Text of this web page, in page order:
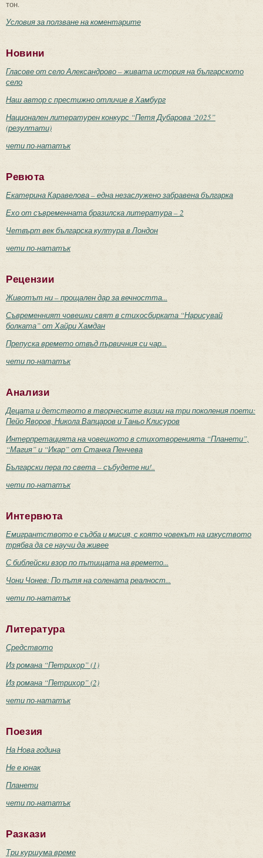
тон.
Условия за ползване на коментарите
Новини
Гласове от село Александрово – живата история на българското
село
Наш автор с престижно отличие в Хамбург
Национален литературен конкурс “Петя Дубарова ‘2025”
(резултати)
чети по-нататък
Ревюта
Екатерина Каравелова – една незаслужено забравена българка
Ехо от съвременната бразилска литература – 2
Четвърт век българска култура в Лондон
чети по-нататък
Рецензии
Животът ни – прощален дар за вечността...
Съвременният човешки свят в стихосбирката “Нарисувай
болката” от Хайри Хамдан
Препуска времето отвъд първичния си чар...
чети по-нататък
Анализи
Децата и детството в творческите визии на три поколения поети:
Пейо Яворов, Никола Вапцаров и Таньо Клисуров
Интерпретацията на човешкото в стихотворенията “Планети”,
“Магия” и “Икар” от Станка Пенчева
Български пера по света – събудете ни!..
чети по-нататък
Интервюта
Емигрантството е съдба и мисия, с която човекът на изкуството
трябва да се научи да живее
С библейски взор по пътищата на времето...
Чони Чонев: По пътя на солената реалност...
чети по-нататък
Литература
Средството
Из романа “Петрихор” (1)
Из романа “Петрихор” (2)
чети по-нататък
Поезия
На Нова година
Не е юнак
Планети
чети по-нататък
Разкази
Три куршума време